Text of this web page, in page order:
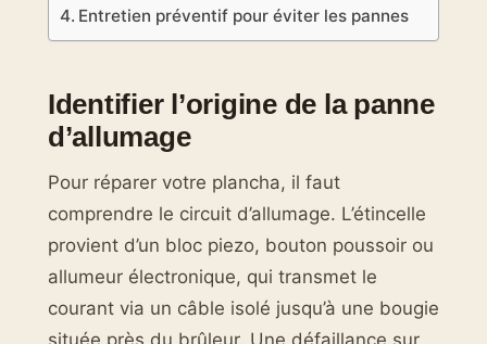
Entretien préventif pour éviter les pannes
Identifier l’origine de la panne
d’allumage
Pour réparer votre plancha, il faut
comprendre le circuit d’allumage. L’étincelle
provient d’un bloc piezo, bouton poussoir ou
allumeur électronique, qui transmet le
courant via un câble isolé jusqu’à une bougie